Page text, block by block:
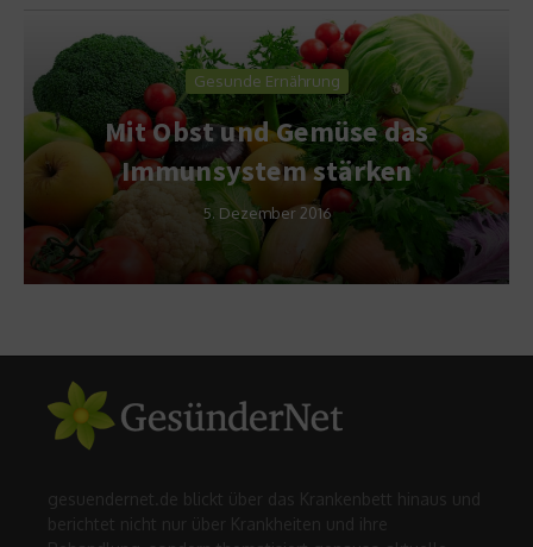
Gesunde Ernährung
Mit Obst und Gemüse das
Immunsystem stärken
5. Dezember 2016
gesuendernet.de blickt über das Krankenbett hinaus und
berichtet nicht nur über Krankheiten und ihre